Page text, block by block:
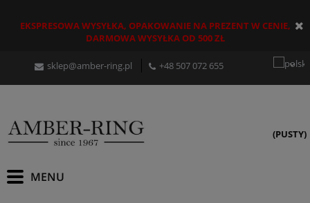
EKSPRESOWA WYSYŁKA, OPAKOWANIE NA PREZENT W CENIE,
DARMOWA WYSYŁKA OD 500 ZŁ
sklep@amber-ring.pl +48507 072 655
(PUSTY)